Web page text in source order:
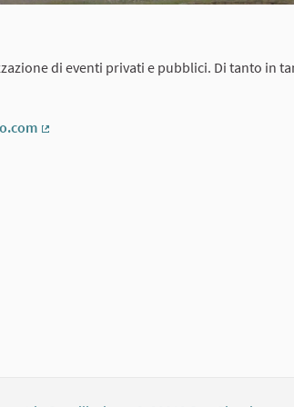
di eventi privati e pubblici. Di tanto in